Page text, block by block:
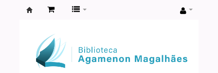
Agamenon
Magalhães